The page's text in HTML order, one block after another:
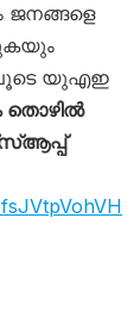
ജനങ്ങളെ
യുഎഇ
തൊഴിൽ